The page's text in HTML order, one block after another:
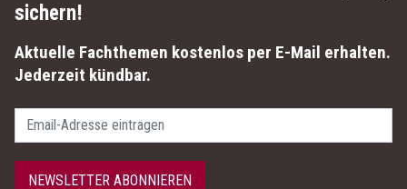
sichern!
Aktuelle Fachthemen kostenlos per E-Mail erhalten.
Jederzeit kündbar.
Passwort
NEWSLETTER ABONNIEREN